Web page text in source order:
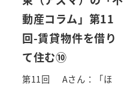
動産コラム」第11
回-賃貸物件を借り
て住む⑩
第11回 Aさん：「ほ